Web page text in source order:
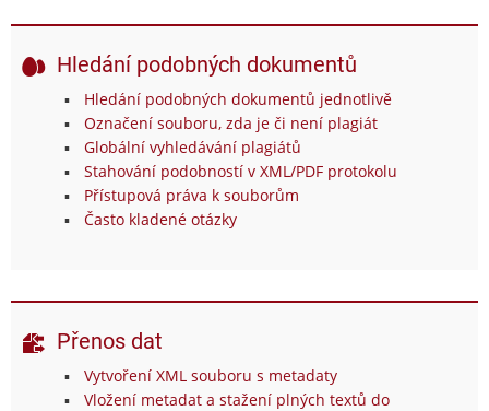
Hledání podobných dokumentů
Hledání podobných dokumentů jednotlivě
Označení souboru, zda je či není plagiát
Globální vyhledávání plagiátů
Stahování podobností v XML/PDF protokolu
Přístupová práva k souborům
Často kladené otázky
Přenos dat
Vytvoření XML souboru s metadaty
Vložení metadat a stažení plných textů do